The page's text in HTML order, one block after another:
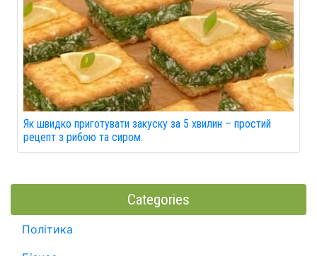
Як швидко приготувати закуску за 5 хвилин – простий
рецепт з рибою та сиром.
Categories
Політика